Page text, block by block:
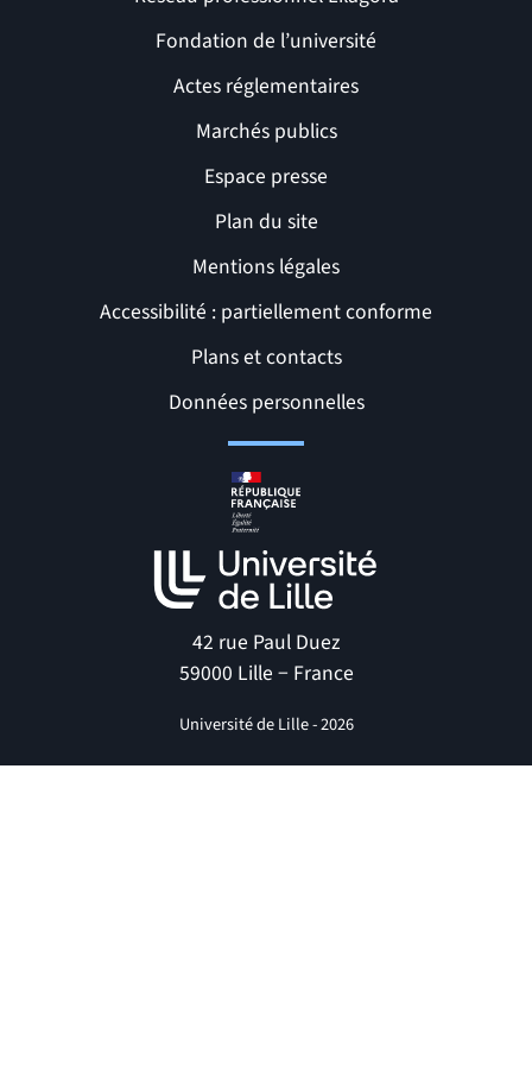
42 rue Paul Duez
59000 Lille − France
Liens et pages utiles
Fondation de l’université
Actes réglementaires
Marchés publics
Espace presse
Plan du site
Mentions légales
Accessibilité : partiellement conforme
Plans et contacts
Données personnelles
Université de Lille - 2026